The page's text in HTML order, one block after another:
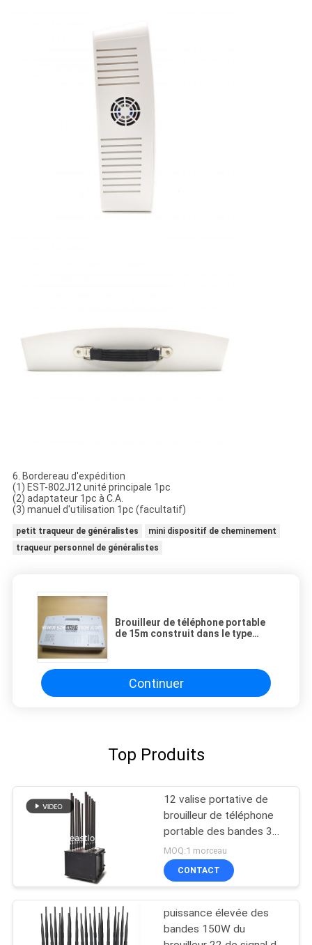
6. Bordereau d'expédition
(1) EST-802J12 unité principale 1pc
(2) adaptateur 1pc à C.A.
(3) manuel d'utilisation 1pc (facultatif)
petit traqueur de généralistes
mini dispositif de cheminement
traqueur personnel de généralistes
Brouilleur de téléphone portable
de 15m construit dans le type
Continuer
Top Produits
12 valise portative de
brouilleur de téléphone
portable des bandes 3G
4G 5G pour extérieur
d'intérieur
MOQ:1 morceau
CONTACT
puissance élevée des
bandes 150W du